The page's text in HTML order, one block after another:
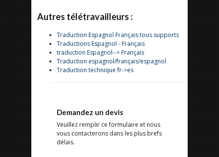
Autres télétravailleurs :
Traduction Espagnol Français tous supports
Traductions Espagnol - Français
traduction Espagnol--> Français
Traduction espagnol/français/espagnol
Traduction technique fr->es
Demandez un devis
Veuillez remplir ce formulaire et nous
vous contacterons dans les plus brefs
délais.